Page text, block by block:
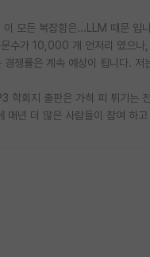
이 모든 복잡함은...LLM 때문 입
문수가 10,000 개 언저리 였으
경쟁률은 계속 예상이 됩니다.
학회지 출판은 가히 피 튀기는
매년 더 많은 사람들이 참여 하